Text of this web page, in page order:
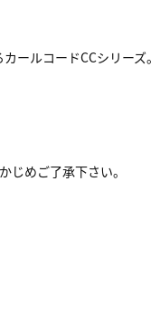
ールコードCCシリー
めご了承下さい。